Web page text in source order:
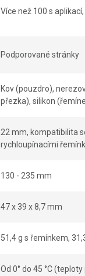
Více než 100 s
Podporované stránky
Kov (pouzdro),
přezka), silikon
22 mm, kompatibilita
rychloupínacími
130 - 235 mm
47 x 39 x 8,7 mm
51,4 g s řemínkem,
Od 0° do 45 °C